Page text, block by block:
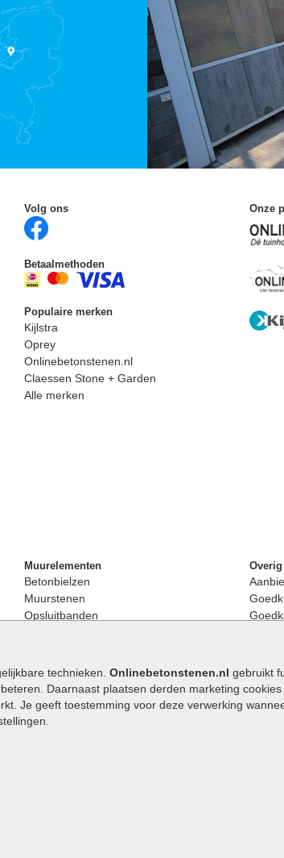
technieken. Onlinebetonstenen.nl gebruikt
Daarnaast plaatsen derden marketing
Je geeft toestemming voor deze verwerking
Volg ons
Betaalmethoden
Populaire merken
Kijlstra
Oprey
Onlinebetonstenen.nl
Claessen Stone + Garden
Alle merken
Onze
Muurelementen
Betonbielzen
Muurstenen
Opsluitbanden
Betonblokken
Stapelstenen
Extra benodigdheden
Overig